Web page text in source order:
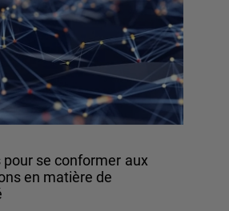
pour se conformer aux
en matière de